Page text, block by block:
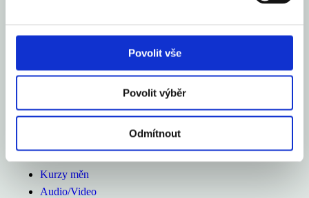
Povolit vše
Povolit výběr
Odmítnout
Aexport.cz
Kurzy měn
Audio/Video